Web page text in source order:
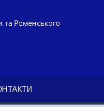
та Роменського